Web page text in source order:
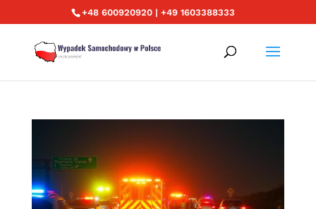
+48 600920920 | +49 1603388333